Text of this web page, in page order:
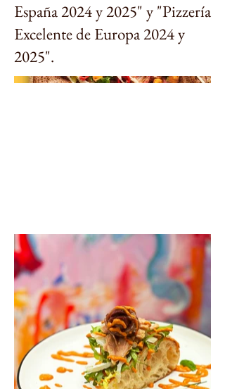
España 2024 y 2025" y "Pizzería
Excelente de Europa 2024 y
2025".